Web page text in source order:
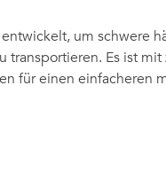
um schwere
transportieren. Es ist
für einen einfacheren